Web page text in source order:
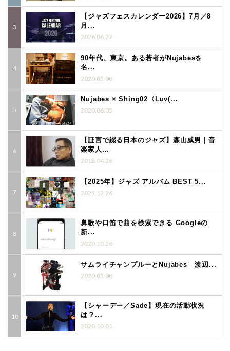
【ジャズフェスカレンダー2026】7月／8
月...
2026.06.27
90年代、東京。ある若者がNujabesを
名...
2020.05.08
Nujabes × Shing02〈Luv(...
2020.06.05
【証言で綴る日本のジャズ】森山威男｜音
楽家人...
2018.04.26
【2025年】ジャズ アルバム BEST 5...
2025.12.26
鼻歌や口笛で曲を検索できる Googleの
新...
2020.10.26
サムライチャンプルーとNujabes─ 渡辺...
2020.05.08
【シャーデー／Sade】現在の活動状況
は？...
2020.10.01